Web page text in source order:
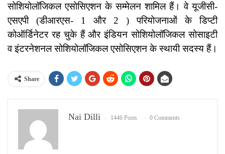
सोशियोलॉजिकल एसोसिएशन के सम्मेलन शामिल हैं। वे यूजीसी-
एसएपी (डीआरएस- 1 और 2 ) परियोजनाओं के डिप्टी
कोऑर्डिनेटर रह चुके हैं और इंडियन सोशियोलॉजिकल सोसाइटी
व इंटरनेशनल सोशियोलॉजिकल एसोसिएशन के स्थायी सदस्य हैं।
Share
Nai Dilli 1446 Posts 0 Comments